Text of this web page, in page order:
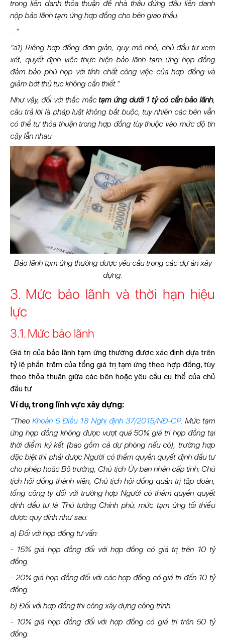
trong liên danh thỏa thuận để nhà thầu đứng đầu liên danh
nộp bảo lãnh tạm ứng hợp đồng cho bên giao thầu.
…”
“a1) Riêng hợp đồng đơn giản, quy mô nhỏ, chủ đầu tư xem
xét, quyết định việc thực hiện bảo lãnh tạm ứng hợp đồng
đảm bảo phù hợp với tính chất công việc của hợp đồng và
giảm bớt thủ tục không cần thiết.”
Như vậy, đối với thắc mắctạm ứng dưới 1 tỷ có cần bảo lãnh,
câu trả lời là pháp luật không bắt buộc, tuy nhiên các bên vẫn
có thể tự thỏa thuận trong hợp đồng tùy thuộc vào mức độ tin
cậy lẫn nhau.
Bảo lãnh tạm ứng thường được yêu cầu trong các dự án xây
dựng.
3. Mức bảo lãnh và thời hạn hiệu
lực
3.1. Mức bảo lãnh
Giá trị của bảo lãnh tạm ứng thường được xác định dựa trên
tỷ lệ phần trăm của tổng giá trị tạm ứng theo hợp đồng, tùy
theo thỏa thuận giữa các bên hoặc yêu cầu cụ thể của chủ
đầu tư.
Ví dụ, trong lĩnh vực xây dựng:
“Theo Khoản 5 Điều 18 Nghị định 37/2015/NĐ-CP: Mức tạm
ứng hợp đồng không được vượt quá 50% giá trị hợp đồng tại
thời điểm ký kết (bao gồm cả dự phòng nếu có), trường hợp
đặc biệt thì phải được Người có thẩm quyền quyết định đầu tư
cho phép hoặc Bộ trưởng, Chủ tịch Ủy ban nhân cấp tỉnh; Chủ
tịch hội đồng thành viên, Chủ tịch hội đồng quản trị tập đoàn,
tổng công ty đối với trường hợp Người có thẩm quyền quyết
định đầu tư là Thủ tướng Chính phủ; mức tạm ứng tối thiểu
được quy định như sau:
a) Đối với hợp đồng tư vấn:
- 15% giá hợp đồng đối với hợp đồng có giá trị trên 10 tỷ
đồng.
- 20% giá hợp đồng đối với các hợp đồng có giá trị đến 10 tỷ
đồng.
b) Đối với hợp đồng thi công xây dựng công trình:
- 10% giá hợp đồng đối với hợp đồng có giá trị trên 50 tỷ
đồng.